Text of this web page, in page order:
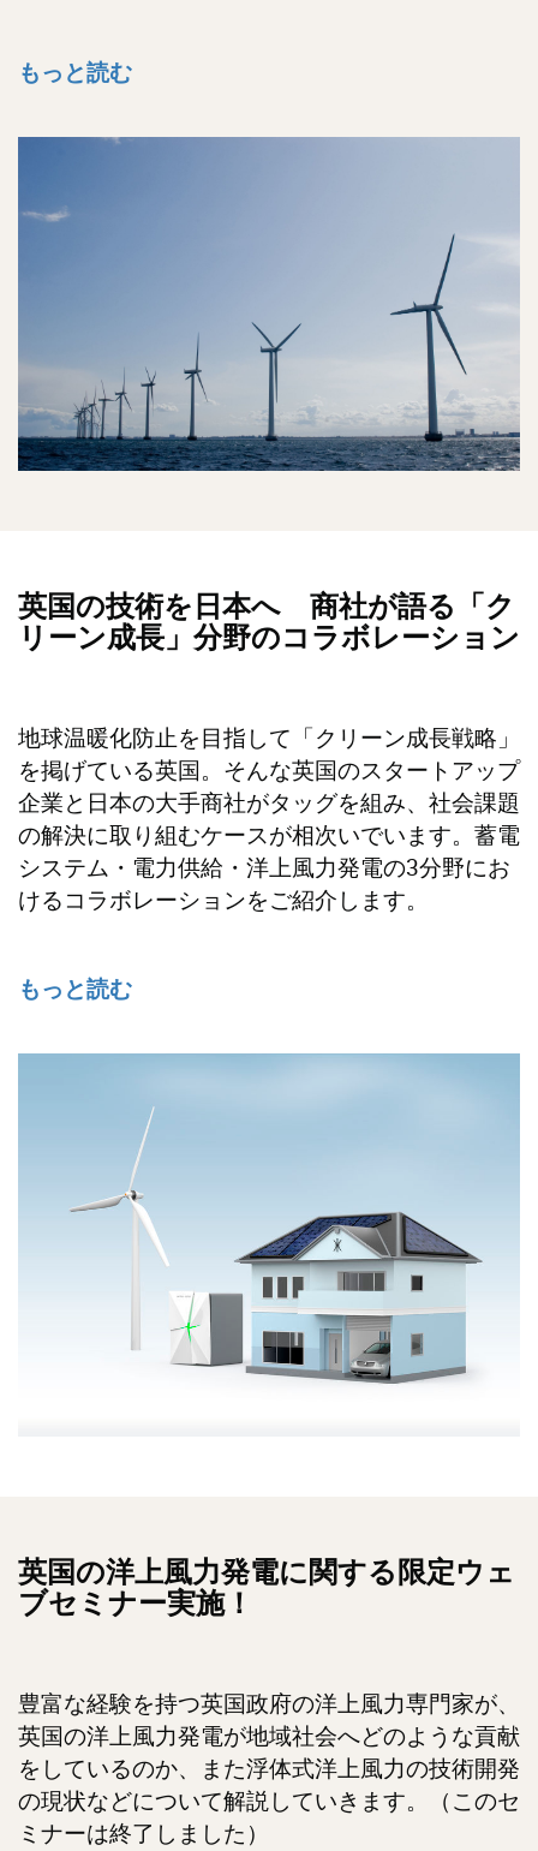
もっと読む
英国の技術を日本へ 商社が語る「ク
リーン成長」分野のコラボレーション
地球温暖化防止を目指して「クリーン成長戦略」
を掲げている英国。そんな英国のスタートアップ
企業と日本の大手商社がタッグを組み、社会課題
の解決に取り組むケースが相次いでいます。蓄電
システム・電力供給・洋上風力発電の3分野にお
けるコラボレーションをご紹介します。
もっと読む
英国の洋上風力発電に関する限定ウェ
ブセミナー実施！
豊富な経験を持つ英国政府の洋上風力専門家が、
英国の洋上風力発電が地域社会へどのような貢献
をしているのか、また浮体式洋上風力の技術開発
の現状などについて解説していきます。（このセ
ミナーは終了しました）